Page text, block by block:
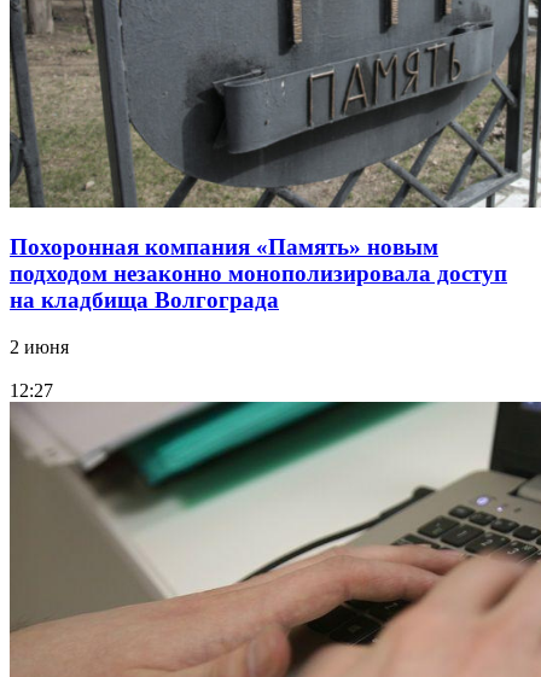
Похоронная компания «Память» новым
подходом незаконно монополизировала доступ
на кладбища Волгограда
2 июня
12:27